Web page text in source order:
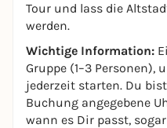
Tour und lass die
werden.
Wichtige Information:
Gruppe (1–3 Personen),
jederzeit starten. Du
Buchung angegebene
wann es Dir passt,